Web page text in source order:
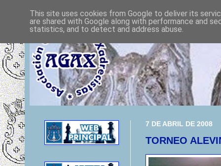
7 DE ABRIL DE 2008
TORNEO
This site uses cookies from Google to deliver its
are shared with Google along with performance and
statistics, and to detect and address abuse.